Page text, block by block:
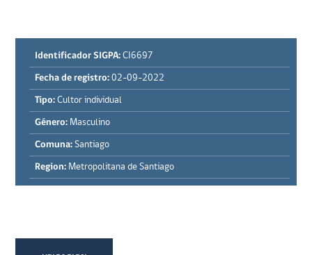
Identificador SIGPA: CI6697
Fecha de registro: 02-09-2022
Tipo: Cultor individual
Género: Masculino
Comuna: Santiago
Region: Metropolitana de Santiago